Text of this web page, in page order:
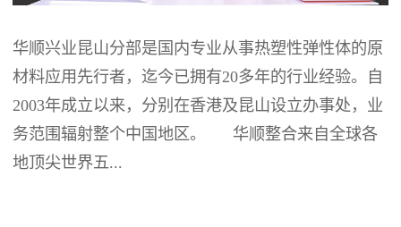
华顺兴业昆山分部是国内专业从事热塑性弹性体的原
材料应用先行者，迄今已拥有20多年的行业经验。自
2003年成立以来，分别在香港及昆山设立办事处，业
务范围辐射整个中国地区。 华顺整合来自全球各
地顶尖世界五...